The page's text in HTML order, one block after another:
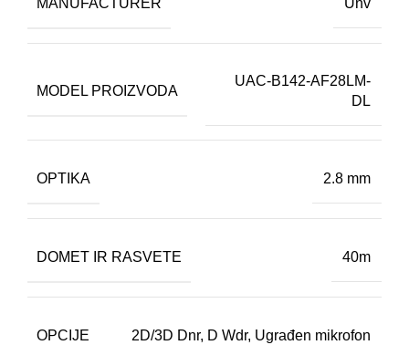
MANUFACTURER Unv
MODEL PROIZVODA
UAC-B142-AF28LM-
DL
OPTIKA 2.8 mm
DOMET IR RASVETE 40m
OPCIJE 2D/3D Dnr, D Wdr, Ugrađen mikrofon